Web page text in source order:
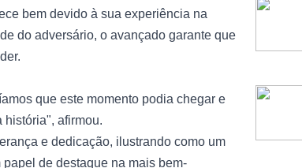
bem devido à sua experiência na
do adversário, o avançado garante que
que este momento podia chegar e
história", afirmou.
e dedicação, ilustrando como um
de destaque na mais bem-